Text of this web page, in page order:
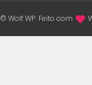
© Wolf WP. Feito com